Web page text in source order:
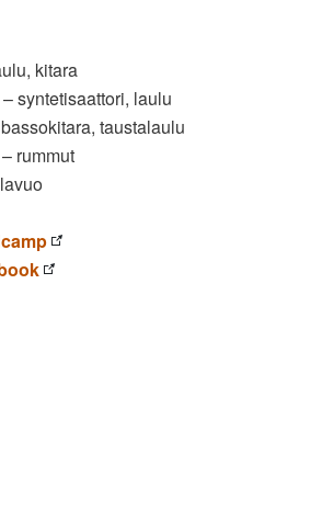
kitara
syntetisaattori, laulu
taustalaulu
rummut